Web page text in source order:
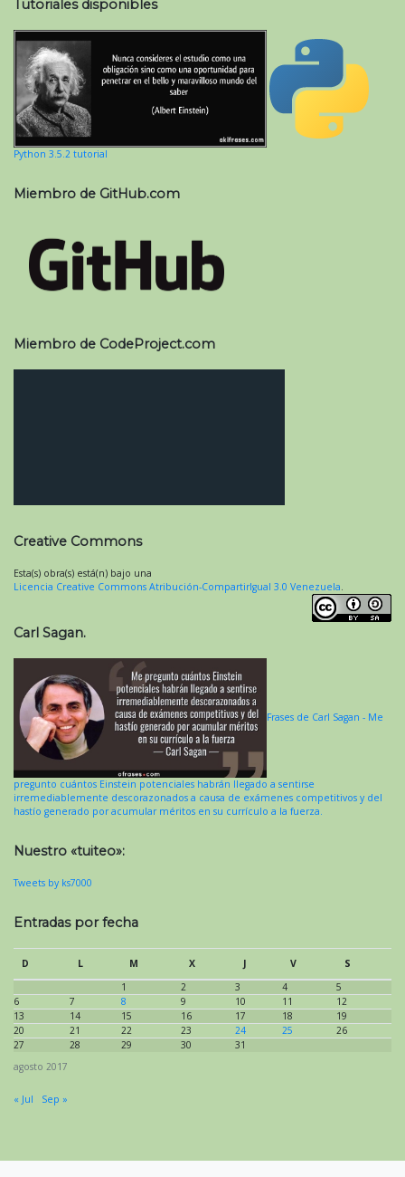
Tutoriales disponibles
Python 3.5.2 tutorial
Miembro de GitHub.com
Miembro de CodeProject.com
Creative Commons
Esta(s) obra(s) está(n) bajo una
Licencia Creative Commons Atribución-CompartirIgual 3.0 Venezuela.
Carl Sagan.
Frases de Carl Sagan - Me
pregunto cuántos Einstein potenciales habrán llegado a sentirse
irremediablemente descorazonados a causa de exámenes competitivos y del
hastío generado por acumular méritos en su currículo a la fuerza.
Nuestro «tuiteo»:
Tweets by ks7000
Entradas por fecha
agosto 2017
D L M X J V
S
1
2 3 4
5
6
7 8 9 10 11
12
13
14 15 16 17 18
19
20
21 22 23 24 25
26
27
28 29 30 31
« Jul Sep »